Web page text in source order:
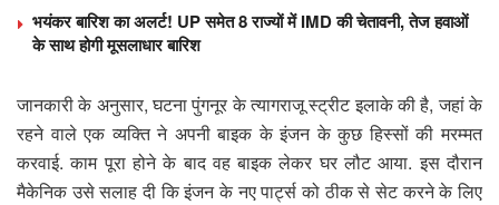
भयंकर बारिश का अलर्ट! UP समेत 8 राज्यों में IMD की चेतावनी, तेज हवाओं
के साथ होगी मूसलाधार बारिश
जानकारी के अनुसार, घटना पुंगनूर के त्यागराजू स्ट्रीट इलाके की है, जहां के
रहने वाले एक व्यक्ति ने अपनी बाइक के इंजन के कुछ हिस्सों की मरम्मत
करवाई. काम पूरा होने के बाद वह बाइक लेकर घर लौट आया. इस दौरान
मैकेनिक उसे सलाह दी कि इंजन के नए पार्ट्स को ठीक से सेट करने के लिए